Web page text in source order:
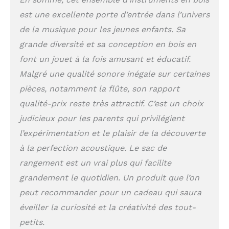
ailleurs sont
fabriqués dans un
qualité. Pas chez
nous : notre
ensemble est fait à
la main, en bois de
qualité, et cela se
voit et se ressent
immédiatement !
Enfin un bel
ensemble complet
On trouve
parfois des
instruments en
ligne… mais vendus
à l’unité, de
et de qualité inégale.
est une excellente porte d’entrée dans l’univers
de la musique pour les jeunes enfants. Sa
grande diversité et sa conception en bois en
font un jouet à la fois amusant et éducatif.
Malgré une qualité sonore inégale sur certaines
pièces, notamment la flûte, son rapport
qualité-prix reste très attractif. C’est un choix
judicieux pour les parents qui privilégient
l’expérimentation et le plaisir de la découverte
à la perfection acoustique. Le sac de
rangement est un vrai plus qui facilite
grandement le quotidien. Un produit que l’on
peut recommander pour un cadeau qui saura
éveiller la curiosité et la créativité des tout-
petits.